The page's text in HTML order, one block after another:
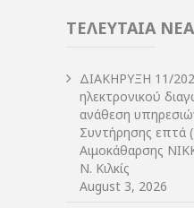
ΤΕΛΕΥΤΑΙΑ ΝΕΑ
ΔIΑΚΗΡΥΞΗ 11/
ηλεκτρονικού
ανάθεση
Συντήρησης
Αιμοκάθαρσης
Ν. Κιλκίς
August 3, 2026